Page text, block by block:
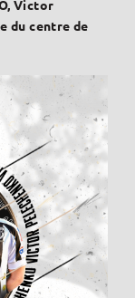
Victor
du centre de